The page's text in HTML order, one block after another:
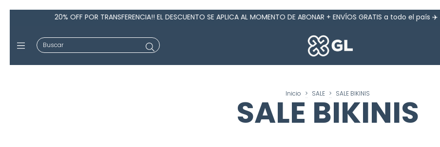
OFF POR TRANSFERENCIA!! EL DESCUENTO SE APLICA AL MOMENTO DE ABONAR + ENVÍOS GRATIS a todo el país ✈️ desde $99.000
Inicio > SALE > SALE BIKINIS
SALE BIKINIS